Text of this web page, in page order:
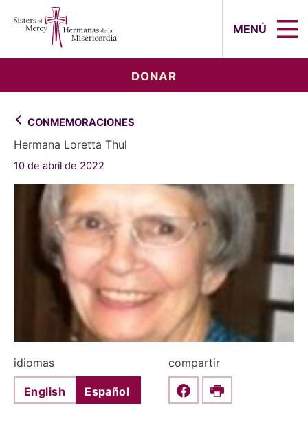
MENÚ
DONAR
CONMEMORACIONES
Hermana Loretta Thul
10 de abril de 2022
idiomas
English Español
compartir
Share this on Facebook
Print